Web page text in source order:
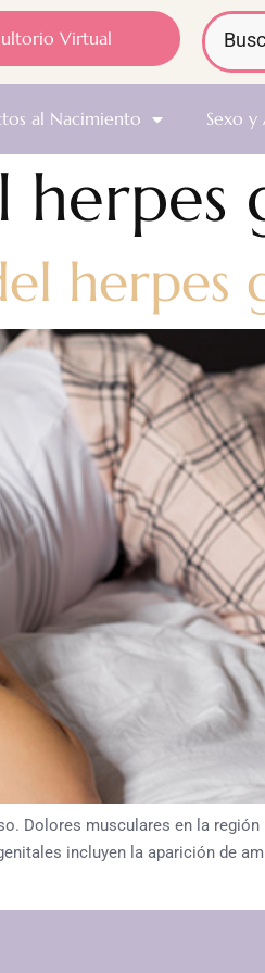
Virtual
al Nacimiento Sexo y
herpes
herpes
Dolores musculares en la
incluyen la aparición de